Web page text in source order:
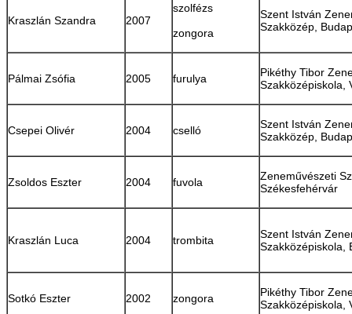
Kraszlán Szandra 2007
szolfézs
zongora
Szent István
Szakközép,
Pálmai Zsófia 2005 furulya
Pikéthy Tibor
Szakközépiskola,
Csepei Olivér 2004 cselló
Szent István
Szakközép,
Zsoldos Eszter 2004 fuvola
Zeneművészeti
Székesfehérvár
Kraszlán Luca 2004 trombita
Szent István
Szakközépiskola,
Sotkó Eszter 2002 zongora
Pikéthy Tibor
Szakközépiskola,